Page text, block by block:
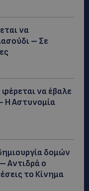
να
– Σε
φέρεται να έβαλε
Η Αστυνομία
δομών
Αντιδρά ο
το Κίνημα